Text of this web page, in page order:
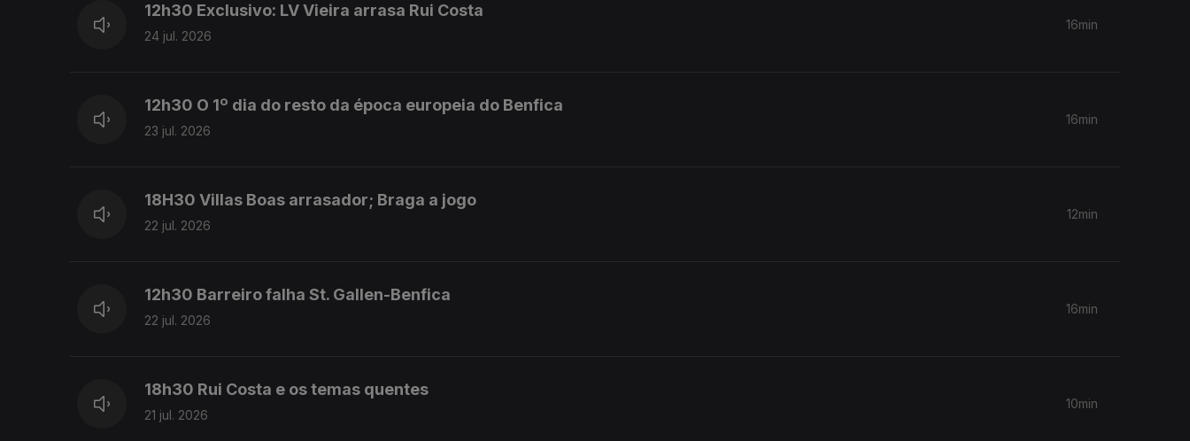
12h30 Exclusivo: LV Vieira arrasa Rui Costa
24 jul. 2026
16min
12h30 O 1º dia do resto da época europeia do Benfica
23 jul. 2026
16min
18H30 Villas Boas arrasador; Braga a jogo
22 jul. 2026
12min
12h30 Barreiro falha St. Gallen-Benfica
22 jul. 2026
16min
18h30 Rui Costa e os temas quentes
21 jul. 2026
10min